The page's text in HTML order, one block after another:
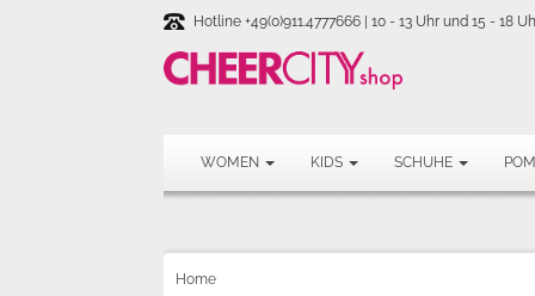
Hotline +49(0)911.4777666 | 10 - 13 Uhr und 15 - 18
WOMEN KIDS SCHUHE
Home